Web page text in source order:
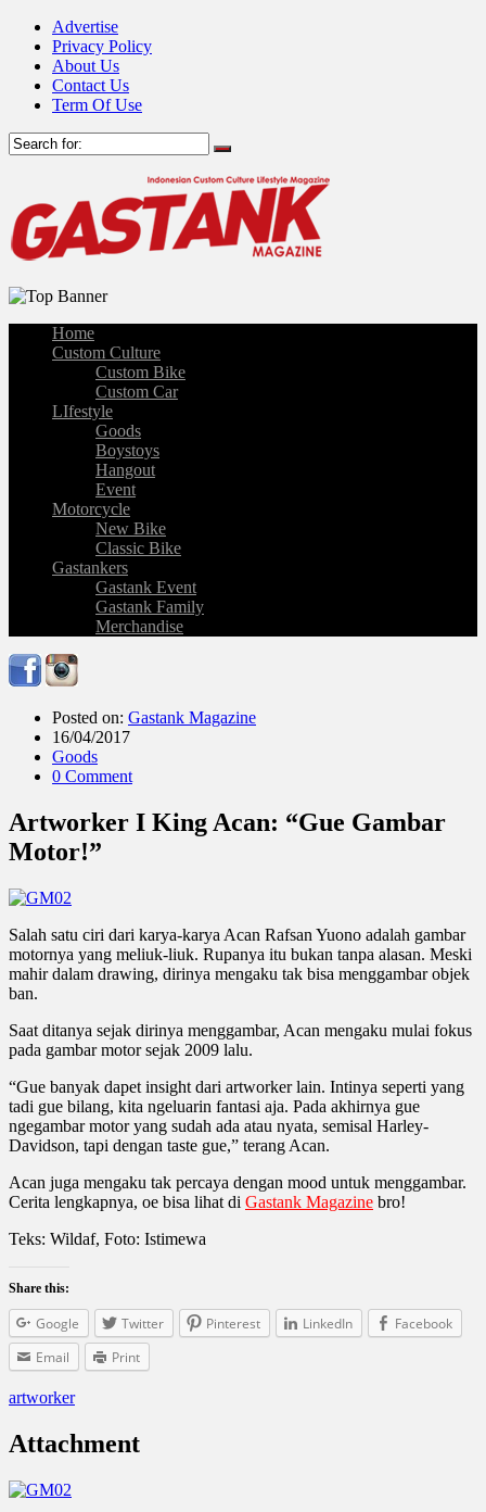
Advertise
Privacy Policy
About Us
Contact Us
Term Of Use
Home
Custom Culture
Custom Bike
Custom Car
LIfestyle
Goods
Boystoys
Hangout
Event
Motorcycle
New Bike
Classic Bike
Gastankers
Gastank Event
Gastank Family
Merchandise
Posted on: Gastank Magazine
16/04/2017
Goods
0 Comment
Artworker I King Acan: “Gue Gambar
Motor!”
Salah satu ciri dari karya-karya Acan Rafsan Yuono adalah gambar
motornya yang meliuk-liuk. Rupanya itu bukan tanpa alasan. Meski
mahir dalam drawing, dirinya mengaku tak bisa menggambar objek
ban.
Saat ditanya sejak dirinya menggambar, Acan mengaku mulai fokus
pada gambar motor sejak 2009 lalu.
“Gue banyak dapet insight dari artworker lain. Intinya seperti yang
tadi gue bilang, kita ngeluarin fantasi aja. Pada akhirnya gue
ngegambar motor yang sudah ada atau nyata, semisal Harley-
Davidson, tapi dengan taste gue,” terang Acan.
Acan juga mengaku tak percaya dengan mood untuk menggambar.
Cerita lengkapnya, oe bisa lihat di Gastank Magazine bro!
Teks: Wildaf, Foto: Istimewa
Share this:
Google Twitter Pinterest LinkedIn
Facebook
Email
Print
artworker
Attachment